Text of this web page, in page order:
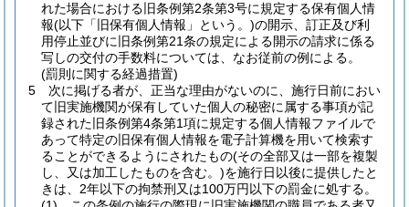
れた場合における旧条例第2条第3号に規定する保有個人情
報(以下「旧保有個人情報」という。)の開示、訂正及び利
用停止並びに旧条例第21条の規定による開示の請求に係る
写しの交付の手数料については、なお従前の例による。
(罰則に関する経過措置)
5
次に掲げる者が、正当な理由がないのに、施行日前におい
て旧実施機関が保有していた個人の秘密に属する事項が記
録された旧条例第4条第1項に規定する個人情報ファイルで
あって特定の旧保有個人情報を電子計算機を用いて検索す
ることができるようにされたもの(その全部又は一部を複製
し、又は加工したものを含む。)を施行日以後に提供したと
きは、2年以下の拘禁刑又は100万円以下の罰金に処する。